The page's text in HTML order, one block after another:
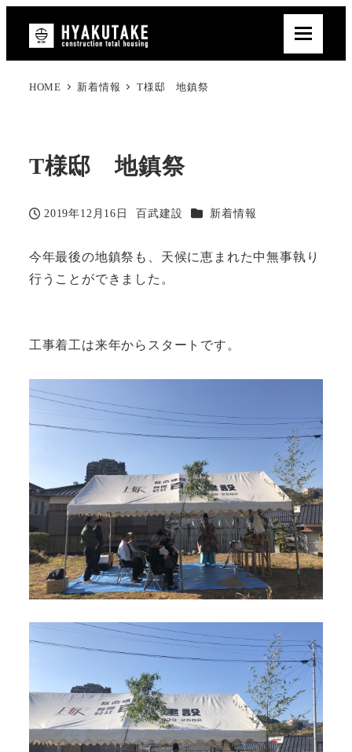
HOME 新着情報 T様邸 地鎮祭
T様邸 地鎮祭
投稿日
2019年12月16日
著
百武建設 カテゴリー
新着情報
今年最後の地鎮祭も、天候に恵まれた中無事執り
行うことができました。
工事着工は来年からスタートです。